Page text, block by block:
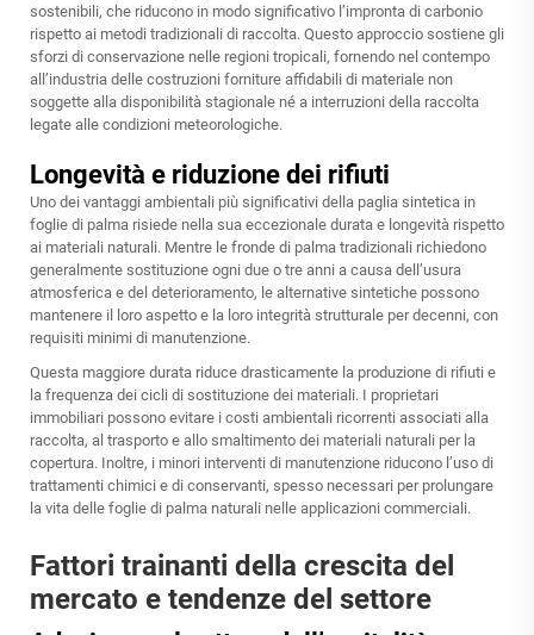
sostenibili, che riducono in modo significativo l’impronta di carbonio
rispetto ai metodi tradizionali di raccolta. Questo approccio sostiene gli
sforzi di conservazione nelle regioni tropicali, fornendo nel contempo
all’industria delle costruzioni forniture affidabili di materiale non
soggette alla disponibilità stagionale né a interruzioni della raccolta
legate alle condizioni meteorologiche.
Longevità e riduzione dei rifiuti
Uno dei vantaggi ambientali più significativi della paglia sintetica in
foglie di palma risiede nella sua eccezionale durata e longevità rispetto
ai materiali naturali. Mentre le fronde di palma tradizionali richiedono
generalmente sostituzione ogni due o tre anni a causa dell’usura
atmosferica e del deterioramento, le alternative sintetiche possono
mantenere il loro aspetto e la loro integrità strutturale per decenni, con
requisiti minimi di manutenzione.
Questa maggiore durata riduce drasticamente la produzione di rifiuti e
la frequenza dei cicli di sostituzione dei materiali. I proprietari
immobiliari possono evitare i costi ambientali ricorrenti associati alla
raccolta, al trasporto e allo smaltimento dei materiali naturali per la
copertura. Inoltre, i minori interventi di manutenzione riducono l’uso di
trattamenti chimici e di conservanti, spesso necessari per prolungare
la vita delle foglie di palma naturali nelle applicazioni commerciali.
Fattori trainanti della crescita del
mercato e tendenze del settore